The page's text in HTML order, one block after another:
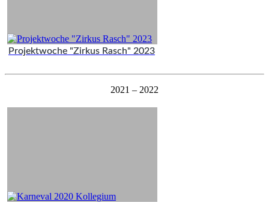
Projektwoche "Zirkus Rasch" 2023
2021 – 2022